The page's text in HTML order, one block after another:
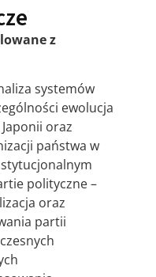
z
systemów
ewolucja
oraz
państwa w
polityczne –
oraz
partii